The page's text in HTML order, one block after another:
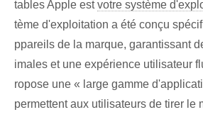
tables Apple estvotre système
tème d'exploitation a été conçu
ppareils de la marque, garantissant
imales et une expérience utilisateur
ropose une « large gamme
permettent aux utilisateurs de tirer le